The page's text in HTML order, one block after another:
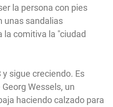
la persona con pies
unas sandalias
la comitiva la "ciudad
sigue creciendo. Es
Wessels, un
haciendo calzado para